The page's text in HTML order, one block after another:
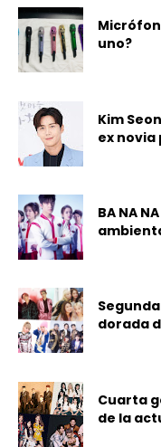
uno?
Kim
ex
BA NA
dorada
Cuarta
de la